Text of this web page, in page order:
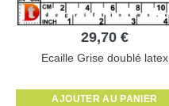
29,70 €
Ecaille Grise doublé latex
AJOUTER AU PANIER